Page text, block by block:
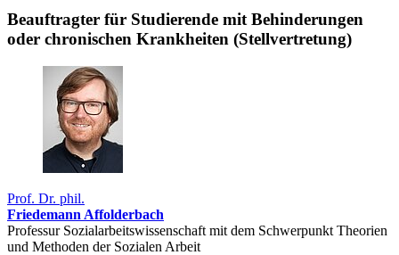
Beauftragter für Studierende mit Behinderungen
oder chronischen Krankheiten (Stellvertretung)
Prof. Dr. phil.
Friedemann Affolderbach
Professur Sozialarbeitswissenschaft mit dem Schwerpunkt Theorien
und Methoden der Sozialen Arbeit